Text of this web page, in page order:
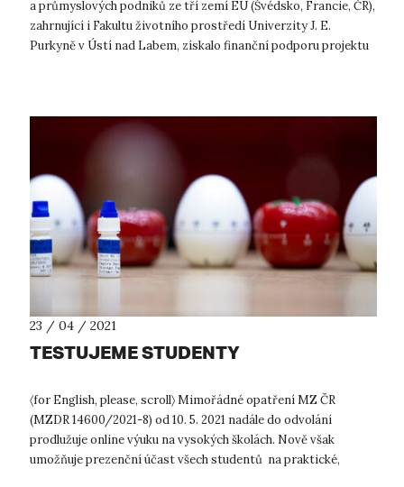
a průmyslových podniků ze tří zemí EU (Švédsko, Francie, ČR),
zahrnující i Fakultu životního prostředí Univerzity J. E.
Purkyně v Ústí nad Labem, získalo finanční podporu projektu
23 / 04 / 2021
TESTUJEME STUDENTY
〈for English, please, scroll〉 Mimořádné opatření MZ ČR
(MZDR 14600/2021-8) od 10. 5. 2021 nadále do odvolání
prodlužuje online výuku na vysokých školách. Nově však
umožňuje prezenční účast všech studentů na praktické,